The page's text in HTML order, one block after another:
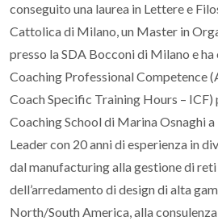
conseguito una laurea in Lettere e
Cattolica di Milano, un Master in
presso la SDA Bocconi di Milano e
Coaching Professional Competence
Coach Specific Training Hours –
Coaching School di Marina Osnaghi
Leader con 20 anni di esperienza in
dal manufacturing alla gestione di
dell’arredamento di design di alta
North/South America, alla